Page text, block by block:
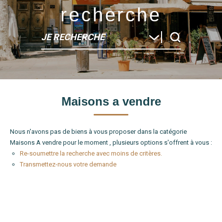
recherche
JE RECHERCHE
Type de bien
Localité
Maisons a vendre
Nous n'avons pas de biens à vous proposer dans la catégorie
Maisons A vendre pour le moment , plusieurs options s'offrent à vous :
Re-soumettre la recherche avec moins de critères.
Transmettez-nous votre demande